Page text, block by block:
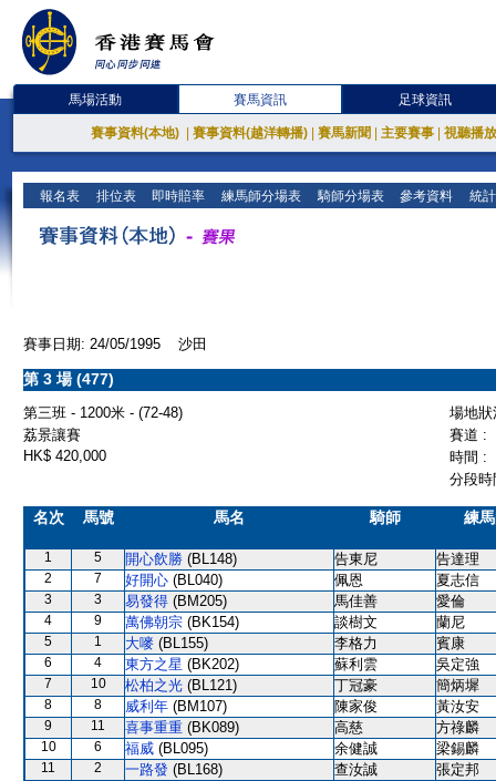
馬場活動 賽馬資訊 足球資訊
賽事資料(本地) 賽事資料(越洋轉播) 賽馬新聞 主要賽事 視聽播
報名表 排位表 即時賠率 練馬師分場表 騎師分場表 參考資料 統
賽事日期: 24/05/1995 沙田
第 3 場 (477)
第三班 - 1200米 - (72-48)
場地
荔景讓賽
賽道 :
HK$ 420,000
時間 :
分段
名次 馬號 馬名 騎師 練
1 5 開心飲勝 (BL148) 告東尼 告達理
2 7 好開心 (BL040) 佩恩 夏志信
3 3 易發得 (BM205) 馬佳善 愛倫
4 9 萬佛朝宗 (BK154) 談樹文 蘭尼
5 1 大嘜 (BL155) 李格力 賓康
6 4 東方之星 (BK202) 蘇利雲 吳定強
7 10 松柏之光 (BL121) 丁冠豪 簡炳墀
8 8 威利年 (BM107) 陳家俊 黃汝安
9 11 喜事重重 (BK089) 高慈 方祿麟
10 6 福威 (BL095) 余健誠 梁錫麟
11 2 一路發 (BL168) 查汝誠
張定邦